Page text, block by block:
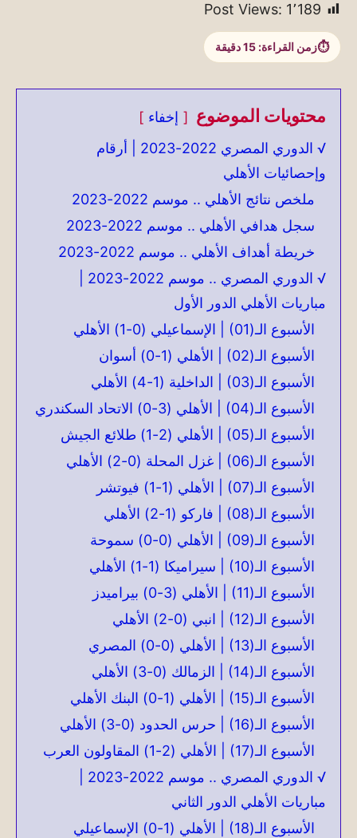
Post Views: 1٬189
زمن القراءة: 15دقيقة
محتويات الموضوع
إخفاء
√ الدوري المصري 2022-2023 | أرقام
وإحصائيات الأهلي
ملخص نتائج الأهلي .. موسم 2022-2023
سجل هدافي الأهلي .. موسم 2022-2023
خريطة أهداف الأهلي .. موسم 2022-2023
مباريات الأهلي الدور الأول
الأسبوع الـ(01) | الإسماعيلي (0-1) الأهلي
الأسبوع الـ(02) | الأهلي (1-0) أسوان
الأسبوع الـ(03) | الداخلية (1-4) الأهلي
الأسبوع الـ(04) | الأهلي (3-0) الاتحاد السكندري
الأسبوع الـ(05) | الأهلي (2-1) طلائع الجيش
الأسبوع الـ(06) | غزل المحلة (0-2) الأهلي
الأسبوع الـ(07) | الأهلي (1-1) فيوتشر
الأسبوع الـ(08) | فاركو (1-2) الأهلي
الأسبوع الـ(09) | الأهلي (0-0) سموحة
الأسبوع الـ(10) | سيراميكا (1-1) الأهلي
الأسبوع الـ(11) | الأهلي (3-0) بيراميدز
الأسبوع الـ(12) | انبي (0-2) الأهلي
الأسبوع الـ(13) | الأهلي (0-0) المصري
الأسبوع الـ(14) | الزمالك (0-3) الأهلي
الأسبوع الـ(15) | الأهلي (1-0) البنك الأهلي
الأسبوع الـ(16) | حرس الحدود (0-3) الأهلي
الأسبوع الـ(17) | الأهلي (2-1) المقاولون العرب
مباريات الأهلي الدور الثاني
الأسبوع الـ(18) | الأهلي (1-0) الإسماعيلي